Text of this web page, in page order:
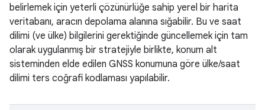
belirlemek için yeterli çözünürlüğe sahip yerel bir harita
veritabanı, aracın depolama alanına sığabilir. Bu ve saat
dilimi (ve ülke) bilgilerini gerektiğinde güncellemek için tam
olarak uygulanmış bir stratejiyle birlikte, konum alt
sisteminden elde edilen GNSS konumuna göre ülke/saat
dilimi ters coğrafi kodlaması yapılabilir.